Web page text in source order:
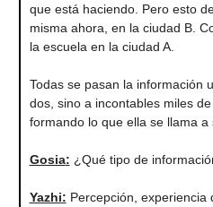
que está haciendo. Pero esto
misma ahora, en la ciudad B.
la escuela en la ciudad A.
Todas se pasan la información
dos, sino a incontables miles
formando lo que ella se llama a
Gosia: ¿Qué tipo de
Yazhi: Percepción, experiencia